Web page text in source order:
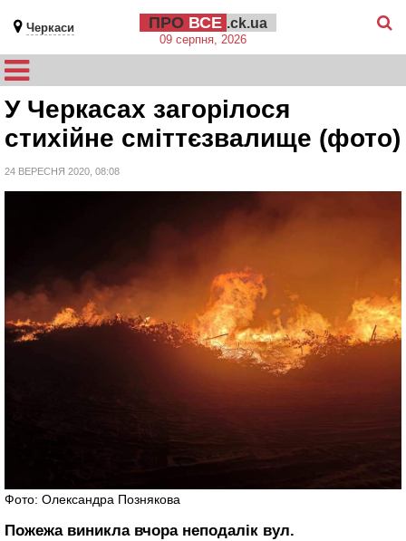
Черкаси ПРО ВСЕ .ck.ua
09 серпня, 2026
У Черкасах загорілося
стихійне сміттєзвалище (фото)
24 ВЕРЕСНЯ 2020, 08:08
Фото: Олександра Познякова
Пожежа виникла вчора неподалік вул.